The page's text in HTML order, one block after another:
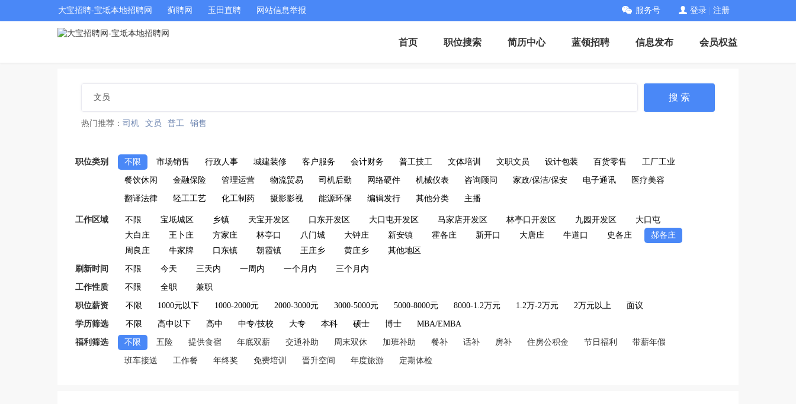
大宝招聘-宝坻本地招聘网 蓟聘网 玉田直聘 网站信息举报 服务号 登录 注册
首页 职位搜索 简历中心 蓝领招聘 信息发布 会员权益
搜 索
热门推荐： 司机 文员 普工 销售
职位类别 不限 市场销售 行政人事 城建装修 客户服务 会计财务 普工技工 文体培训 文职文员 设计包装 百货零售 工厂工业
餐饮休闲 金融保险 管理运营 物流贸易 司机后勤 网络硬件 机械仪表 咨询顾问 家政/保洁/保安 电子通讯 医疗美容
翻译法律 轻工工艺 化工制药 摄影影视 能源环保 编辑发行 其他分类 主播
工作区域 不限 宝坻城区 乡镇 天宝开发区 口东开发区 大口屯开发区 马家店开发区 林亭口开发区 九园开发区
大口屯
大白庄
王卜庄 方家庄 林亭口 八门城 大钟庄 新安镇 霍各庄 新开口 大唐庄 牛道口 史各庄
郝各庄
周良庄
牛家牌 口东镇 朝霞镇 王庄乡 黄庄乡 其他地区
刷新时间 不限 今天 三天内 一周内 一个月内 三个月内
工作性质 不限 全职 兼职
职位薪资 不限 1000元以下 1000-2000元 2000-3000元 3000-5000元 5000-8000元 8000-1.2万元 1.2万-2万元 2万元以上 面议
学历筛选 不限 高中以下 高中 中专/技校 大专 本科 硕士 博士 MBA/EMBA
福利筛选 不限 五险 提供食宿 年底双薪 交通补助 周末双休 加班补助 餐补 话补 房补 住房公积金 节日福利 带薪年假
班车接送 工作餐 年终奖 免费培训 晋升空间 年度旅游 定期体检